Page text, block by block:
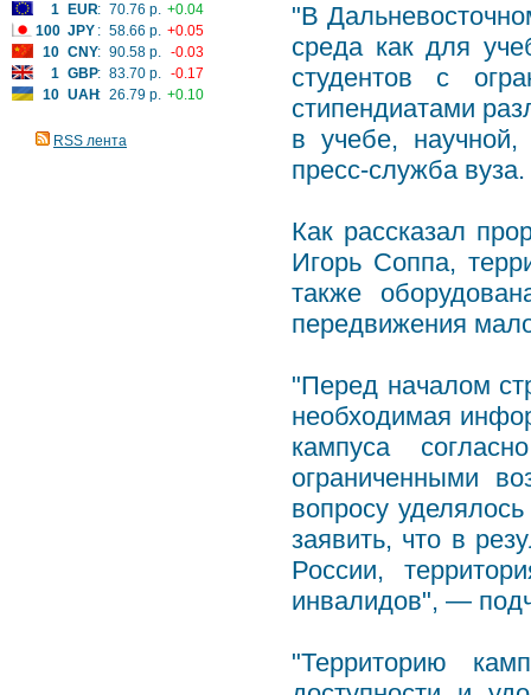
1
EUR: 70.76 р. +0.04
100 JPY : 58.66 р. +0.05
10 CNY: 90.58 р. -0.03
1 GBP: 83.70 р. -0.17
10 UAH: 26.79 р. +0.10
RSS лента
"В
среда как для
студентов с
стипендиатами
в учебе,
пресс-служба вуза.
Как рассказал
Игорь Соппа,
также
передвижения
"Перед началом
необходимая
кампуса
ограниченными
вопросу
заявить, что в
России,
инвалидов", —
"Территорию